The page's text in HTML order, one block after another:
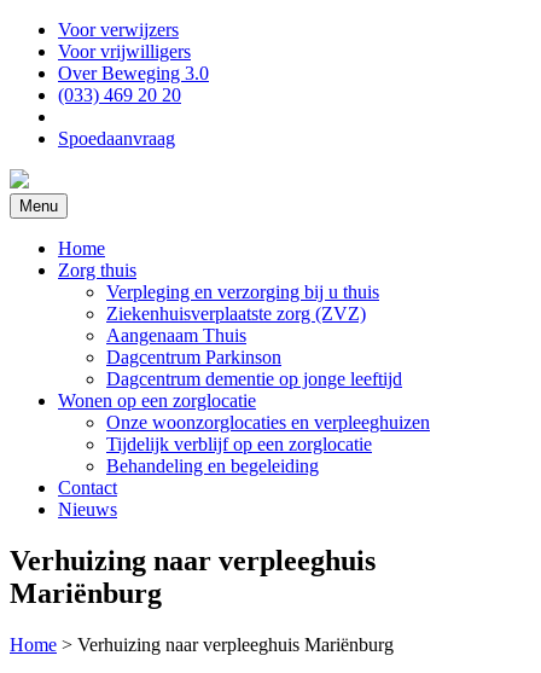
Voor verwijzers
Voor vrijwilligers
Over Beweging 3.0
(033) 469 20 20
Spoedaanvraag
Menu
Home
Zorg thuis
Verpleging en verzorging bij u thuis
Ziekenhuisverplaatste zorg (ZVZ)
Aangenaam Thuis
Dagcentrum Parkinson
Dagcentrum dementie op jonge leeftijd
Wonen op een zorglocatie
Onze woonzorglocaties en verpleeghuizen
Tijdelijk verblijf op een zorglocatie
Behandeling en begeleiding
Contact
Nieuws
Verhuizing naar verpleeghuis
Mariënburg
Home > Verhuizing naar verpleeghuis Mariënburg